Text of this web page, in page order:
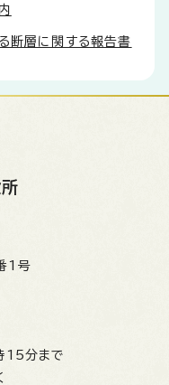
断層に関する報告書
1号
15分まで